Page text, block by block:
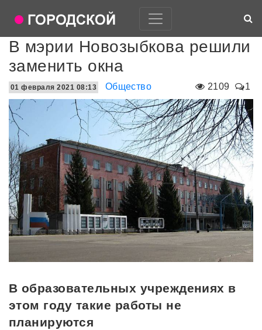
В мэрии Новозыбкова решили
заменить окна
2109 1
01 февраля 2021 08:13 Общество
В образовательных учреждениях в
этом году такие работы не
планируются